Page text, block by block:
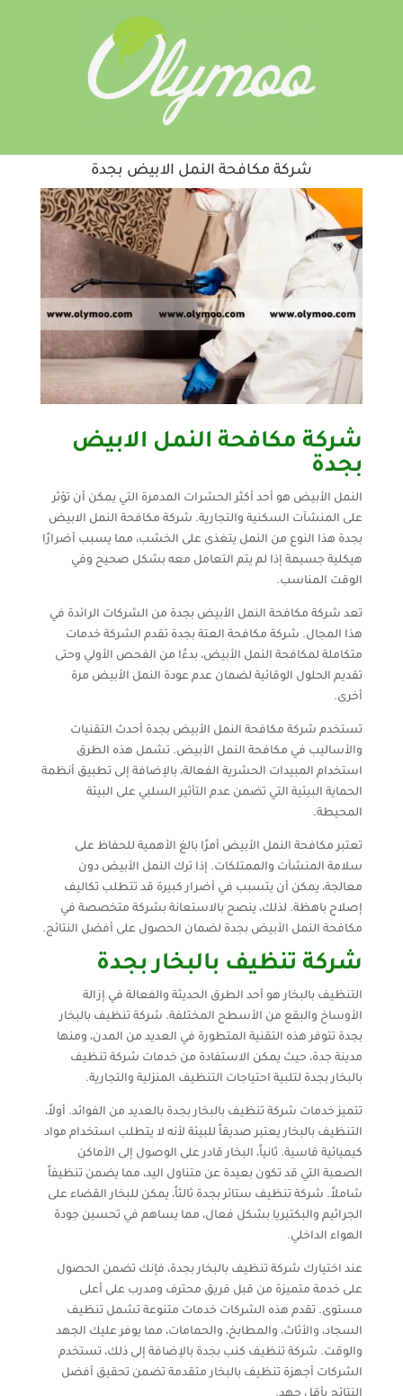
شركة مكافحة النمل الابيض بجدة
شركة مكافحة النمل الابيض
بجدة
النمل الأبيض هو أحد أكثر الحشرات المدمرة التي يمكن أن تؤثر
على المنشآت السكنية والتجارية. شركة مكافحة النمل الابيض
بجدة هذا النوع من النمل يتغذى على الخشب، مما يسبب أضرارًا
هيكلية جسيمة إذا لم يتم التعامل معه بشكل صحيح وفي
الوقت المناسب.
تعد شركة مكافحة النمل الأبيض بجدة من الشركات الرائدة في
هذا المجال. شركة مكافحة العتة بجدة تقدم الشركة خدمات
متكاملة لمكافحة النمل الأبيض، بدءًا من الفحص الأولي وحتى
تقديم الحلول الوقائية لضمان عدم عودة النمل الأبيض مرة
أخرى.
تستخدم شركة مكافحة النمل الأبيض بجدة أحدث التقنيات
والأساليب في مكافحة النمل الأبيض. تشمل هذه الطرق
استخدام المبيدات الحشرية الفعالة، بالإضافة إلى تطبيق أنظمة
الحماية البيئية التي تضمن عدم التأثير السلبي على البيئة
المحيطة.
تعتبر مكافحة النمل الأبيض أمرًا بالغ الأهمية للحفاظ على
سلامة المنشآت والممتلكات. إذا ترك النمل الأبيض دون
معالجة، يمكن أن يتسبب في أضرار كبيرة قد تتطلب تكاليف
إصلاح باهظة. لذلك، ينصح بالاستعانة بشركة متخصصة في
مكافحة النمل الأبيض بجدة لضمان الحصول على أفضل النتائج.
شركة تنظيف بالبخار بجدة
التنظيف بالبخار هو أحد الطرق الحديثة والفعالة في إزالة
الأوساخ والبقع من الأسطح المختلفة. شركة تنظيف بالبخار
بجدة تتوفر هذه التقنية المتطورة في العديد من المدن، ومنها
مدينة جدة، حيث يمكن الاستفادة من خدمات شركة تنظيف
بالبخار بجدة لتلبية احتياجات التنظيف المنزلية والتجارية.
تتميز خدمات شركة تنظيف بالبخار بجدة بالعديد من الفوائد. أولاً،
التنظيف بالبخار يعتبر صديقاً للبيئة لأنه لا يتطلب استخدام مواد
كيميائية قاسية. ثانياً، البخار قادر على الوصول إلى الأماكن
الصعبة التي قد تكون بعيدة عن متناول اليد، مما يضمن تنظيفاً
شاملاً. شركة تنظيف ستائر بجدة ثالثاً، يمكن للبخار القضاء على
الجراثيم والبكتيريا بشكل فعال، مما يساهم في تحسين جودة
الهواء الداخلي.
عند اختيارك شركة تنظيف بالبخار بجدة، فإنك تضمن الحصول
على خدمة متميزة من قبل فريق محترف ومدرب على أعلى
مستوى. تقدم هذه الشركات خدمات متنوعة تشمل تنظيف
السجاد، والأثاث، والمطابخ، والحمامات، مما يوفر عليك الجهد
والوقت. شركة تنظيف كنب بجدة بالإضافة إلى ذلك، تستخدم
الشركات أجهزة تنظيف بالبخار متقدمة تضمن تحقيق أفضل